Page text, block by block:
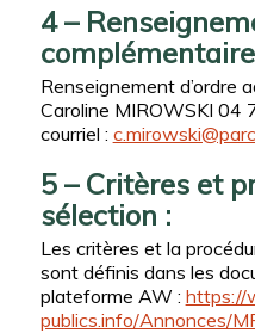
4 –
Renseignement d’ordre
Caroline MIROWSKI 04
courriel :
5 – Critères et
sélection :
Les critères et la
sont définis dans les
plateforme AW : https://
publics.info/Annonces/